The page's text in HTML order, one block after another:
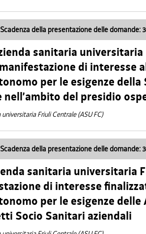
Scadenza della presentazione delle domande:
sanitaria universitaria
di interesse
per le esigenze
nell’ambito del presidio
Friuli Centrale (ASU FC)
Scadenza della presentazione delle domande:
sanitaria universitaria
di interesse
per le esigenze delle
Socio Sanitari aziendali